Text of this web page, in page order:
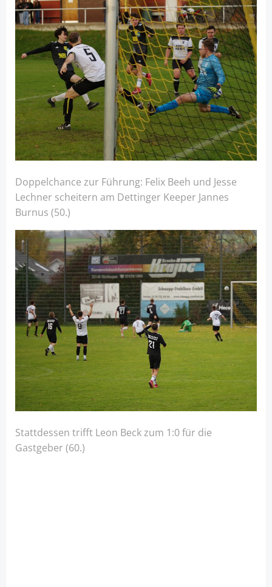
Doppelchance zur Führung: Felix Beeh und Jesse
Lechner scheitern am Dettinger Keeper Jannes
Burnus (50.)
Stattdessen trifft Leon Beck zum 1:0 für die
Gastgeber (60.)